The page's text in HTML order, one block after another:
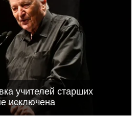
учителей старших
исключена